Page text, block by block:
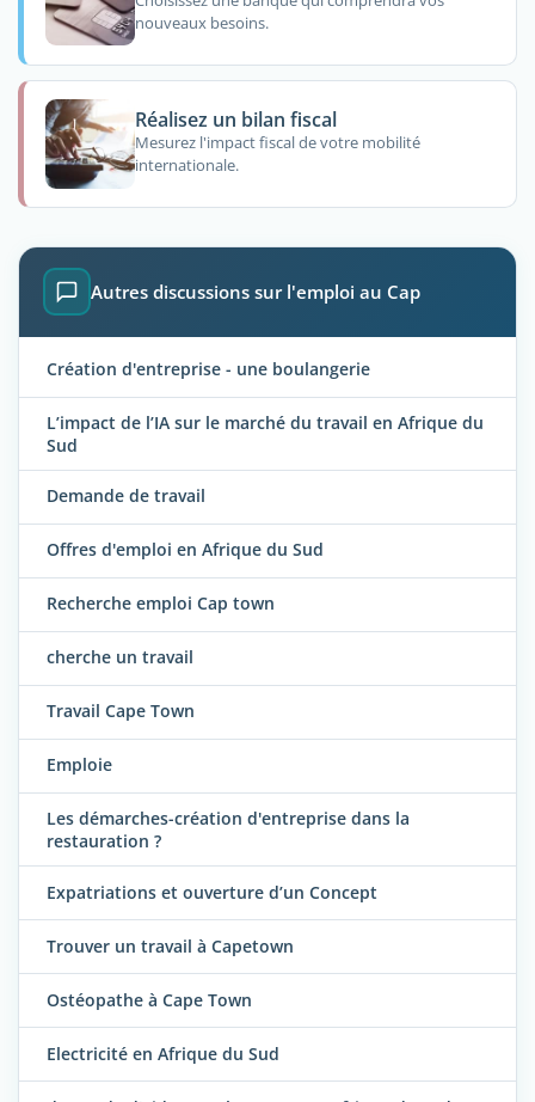
nouveaux besoins.
Réalisez un bilan fiscal
Mesurez l'impact fiscal de votre mobilité
internationale.
Autres discussions sur l'emploi au Cap
Création d'entreprise - une boulangerie
L’impact de l’IA sur le marché du travail en Afrique du
Sud
Demande de travail
Offres d'emploi en Afrique du Sud
Recherche emploi Cap town
cherche un travail
Travail Cape Town
Emploie
Les démarches-création d'entreprise dans la
restauration ?
Expatriations et ouverture d’un Concept
Trouver un travail à Capetown
Ostéopathe à Cape Town
Electricité en Afrique du Sud